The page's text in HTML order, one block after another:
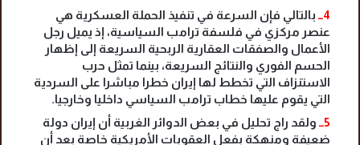
4ــ
بالتالي فإن السرعة في تنفيذ الحملة العسكرية هي
عنصر مركزي في فلسفة ترامب السياسية، إذ يميل رجل
الأعمال والصفقات العقارية الربحية السريعة إلى إظهار
الحسم الفوري والنتائج السريعة، بينما تمثل حرب
الاستنزاف التي تخطط لها إيران خطرا مباشرا على السردية
التي يقوم عليها خطاب ترامب السياسي داخليا وخارجيا.
5ــ ولقد راج تحليل في بعض الدوائر الغربية أن إيران دولة
ضعيفة ومنهكة بفعل العقوبات الأمريكية خاصة بعد أن